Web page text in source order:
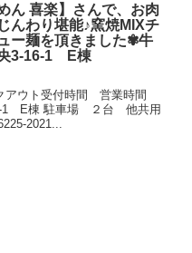
ん 喜楽】さんで、お肉
んわり堪能♪窯焼MIXチ
ー麺を頂きました✾牛
3-16-1 E棟
アウト受付時間 営業時間
1 E棟 駐車場 ２台 他共用
2021...